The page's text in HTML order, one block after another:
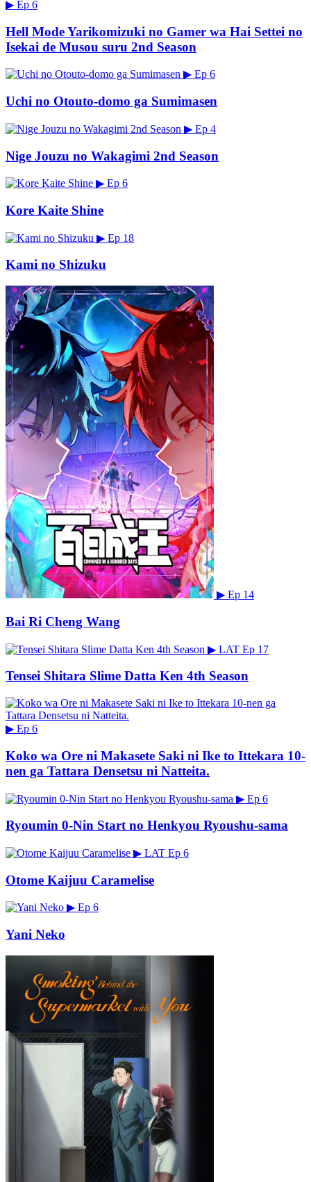
▶ Ep 6
Hell Mode Yarikomizuki no Gamer wa Hai Settei no
Isekai de Musou suru 2nd Season
▶ Ep 6
Uchi no Otouto-domo ga Sumimasen
▶ Ep 4
Nige Jouzu no Wakagimi 2nd Season
▶ Ep 6
Kore Kaite Shine
▶ Ep 18
Kami no Shizuku
▶ Ep 14
Bai Ri Cheng Wang
▶ LAT Ep 17
Tensei Shitara Slime Datta Ken 4th Season
▶ Ep 6
Koko wa Ore ni Makasete Saki ni Ike to Ittekara 10-
nen ga Tattara Densetsu ni Natteita.
▶ Ep 6
Ryoumin 0-Nin Start no Henkyou Ryoushu-sama
▶ LAT Ep 6
Otome Kaijuu Caramelise
▶ Ep 6
Yani Neko